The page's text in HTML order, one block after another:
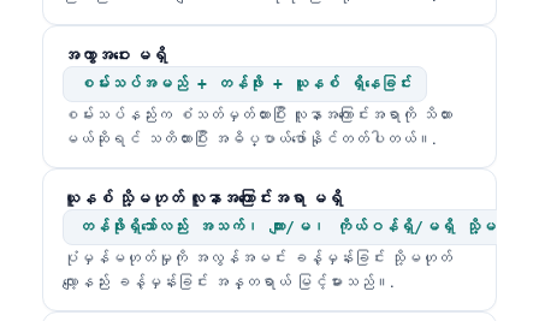
အကွာအဝေး မရှိ
စမ်းသပ်အမည် + တန်ဖိုး + ယူနစ် ရှိနေခြင်း
စမ်းသပ်နည်းက စံသတ်မှတ်ထားပြီး လူနာအကြောင်းအရာကို သိထား
မယ်ဆိုရင် သတိထားပြီး အဓိပ္ပာယ်ဖော်နိုင်တတ်ပါတယ်။.
ယူနစ် သို့မဟုတ် လူနာအကြောင်းအရာ မရှိ
တန်ဖိုးရှိသော်လည်း အသက်၊ ကျား/မ၊ ကိုယ်ဝန်ရှိ/မရှိ သို့မဟုတ်
ပုံမှန်မဟုတ်မှုကို အလွန်အမင်း ခန့်မှန်းခြင်း သို့မဟုတ်
လျော့နည်း ခန့်မှန်းခြင်း အန္တရာယ် မြင့်မားသည်။.